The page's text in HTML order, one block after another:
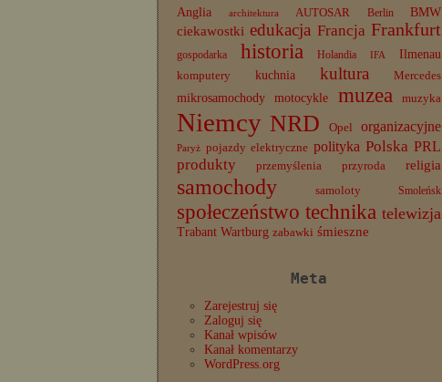
Anglia architektura AUTOSAR Berlin BMW
ciekawostki edukacja Francja Frankfurt
gospodarka historia Holandia IFA
Ilmenau
komputery
kuchnia kultura Mercedes
mikrosamochody motocykle muzea muzyka
Niemcy NRD Opel organizacyjne
Paryż pojazdy elektryczne polityka Polska PRL
produkty
przemyślenia przyroda religia
samochody samoloty Smoleńsk
społeczeństwo technika telewizja
Trabant Wartburg zabawki śmieszne
Meta
Zarejestruj się
Zaloguj się
Kanał wpisów
Kanał komentarzy
WordPress.org